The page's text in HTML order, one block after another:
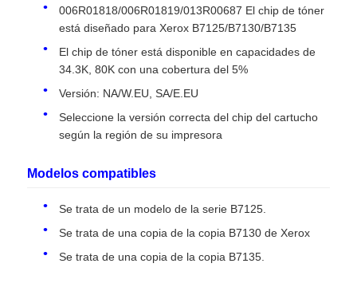
Inicio
006R01818/006R01819/013R00687 El chip de tóner
está diseñado para Xerox B7125/B7130/B7135
El chip de tóner está disponible en capacidades de
34.3K, 80K con una cobertura del 5%
Versión: NA/W.EU, SA/E.EU
Seleccione la versión correcta del chip del cartucho
según la región de su impresora
Modelos compatibles
Se trata de un modelo de la serie B7125.
Se trata de una copia de la copia B7130 de Xerox
Se trata de una copia de la copia B7135.